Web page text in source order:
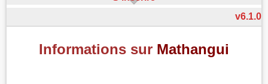
v6.1.0
Informations sur Mathangui